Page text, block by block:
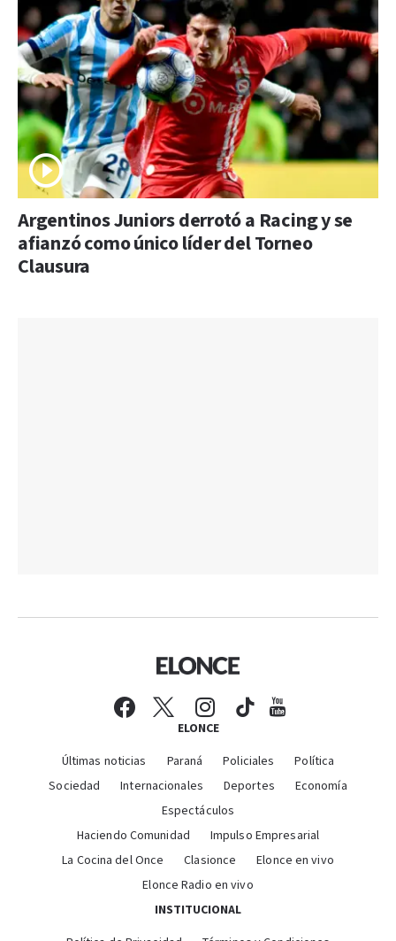
Argentinos Juniors derrotó a Racing y se
afianzó como único líder del Torneo
Clausura
ELONCE
Últimas noticias Paraná Policiales
Política
Sociedad
Internacionales Deportes
Economía
Espectáculos
Haciendo Comunidad
Impulso Empresarial
La Cocina del Once
Clasionce
Elonce en vivo
Elonce Radio en vivo
INSTITUCIONAL